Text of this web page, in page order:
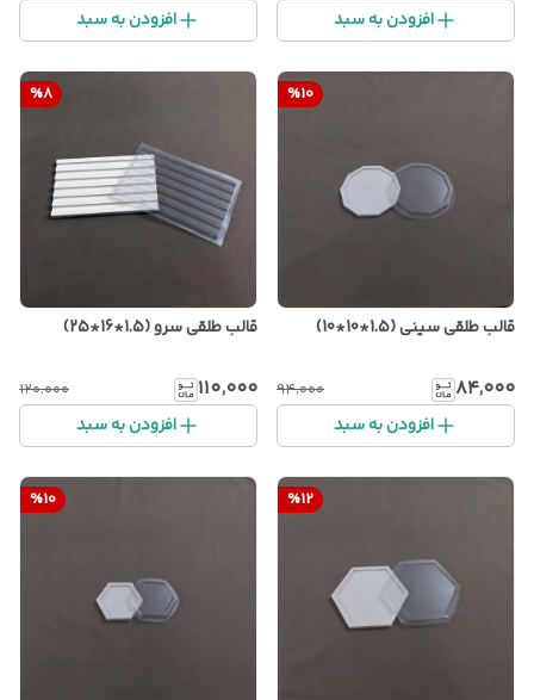
افزودن به سبد افزودن به سبد
%10
قالب طلقی سینی (1.5*10*10)
۸۴٬۰۰۰ ۹۴٬۰۰۰
افزودن به سبد
%8
قالب طلقی سرو (1.5*16*25)
۱۱۰٬۰۰۰ ۱۲۰٬۰۰۰
افزودن به سبد
%12
%10